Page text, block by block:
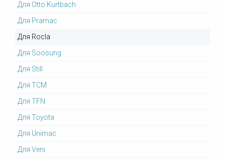
Для Otto Kurtbach
Для Pramac
Для Rocla
Для Soosung
Для Still
Для TCM
Для TFN
Для Toyota
Для Unimac
Для Veni